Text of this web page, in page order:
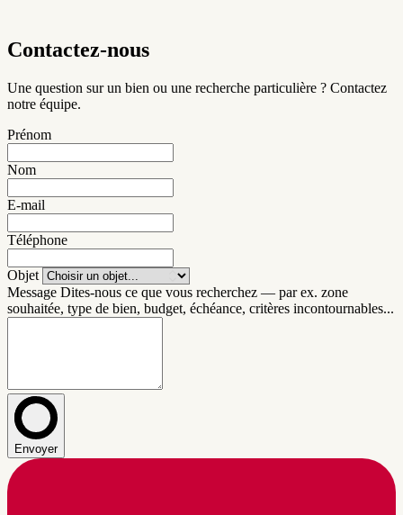
Contactez-nous
Une question sur un bien ou une recherche particulière ? Contactez
notre équipe.
Prénom
Nom
E-mail
Téléphone
Objet
Message Dites-nous ce que vous recherchez — par ex. zone
souhaitée, type de bien, budget, échéance, critères incontournables...
Envoyer